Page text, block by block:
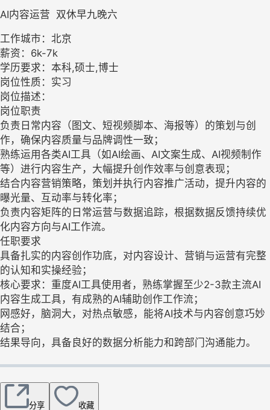
AI内容运营  双休早九晚六
工作城市：北京
薪资：6k-7k
学历要求：本科,硕士,博士
岗位性质：实习
岗位描述：
岗位职责
负责日常内容（图文、短视频脚本、海报等）的策划与创
作，确保内容质量与品牌调性一致；
熟练运用各类AI工具（如AI绘画、AI文案生成、AI视频制作
等）进行内容生产，大幅提升创作效率与创意表现；
结合内容营销策略，策划并执行内容推广活动，提升内容的
曝光量、互动率与转化率；
负责内容矩阵的日常运营与数据追踪，根据数据反馈持续优
化内容方向与AI工作流。
任职要求
具备扎实的内容创作功底，对内容设计、营销与运营有完整
的认知和实操经验；
核心要求：重度AI工具使用者，熟练掌握至少2-3款主流AI
内容生成工具，有成熟的AI辅助创作工作流；
网感好，脑洞大，对热点敏感，能将AI技术与内容创意巧妙
结合；
结果导向，具备良好的数据分析能力和跨部门沟通能力。
分享 收藏